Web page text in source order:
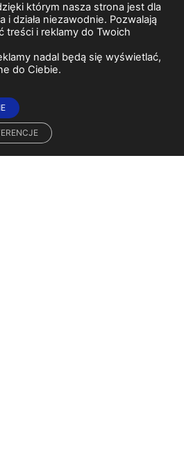
którym nasza strona jest dla
i działa niezawodnie. Pozwalają
treści i reklamy do Twoich
nadal będą się wyświetlać,
do Ciebie.